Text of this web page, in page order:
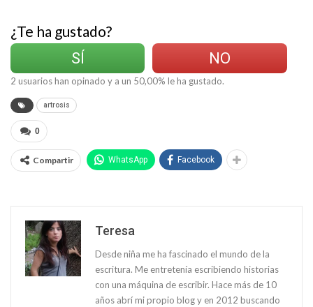
¿Te ha gustado?
SÍ
NO
2 usuarios han opinado y a un 50,00% le ha gustado.
artrosis
0
Compartir WhatsApp Facebook
Teresa
Desde niña me ha fascinado el mundo de la
escritura. Me entretenía escribiendo historias
con una máquina de escribir. Hace más de 10
años abrí mi propio blog y en 2012 buscando